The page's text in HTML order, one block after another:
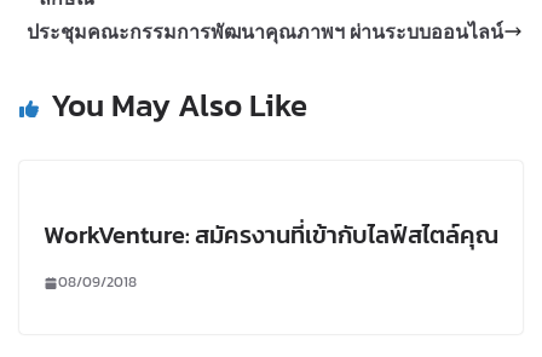
ประชุมคณะกรรมการพัฒนาคุณภาพฯ ผ่านระบบออนไลน์
You May Also Like
WorkVenture: สมัครงานที่เข้ากับไลฟ์สไตล์คุณ
08/09/2018